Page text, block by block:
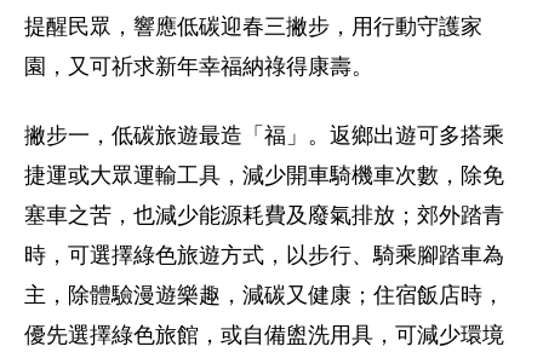
提醒民眾，響應低碳迎春三撇步，用行動守護家
園，又可祈求新年幸福納祿得康壽。
撇步一，低碳旅遊最造「福」。返鄉出遊可多搭乘
捷運或大眾運輸工具，減少開車騎機車次數，除免
塞車之苦，也減少能源耗費及廢氣排放；郊外踏青
時，可選擇綠色旅遊方式，以步行、騎乘腳踏車為
主，除體驗漫遊樂趣，減碳又健康；住宿飯店時，
優先選擇綠色旅館，或自備盥洗用具，可減少環境